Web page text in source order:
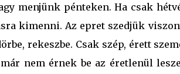
menjünk pénteken. Ha csak
kimenni. Az epret szedjük
rekeszbe. Csak szép, érett
nem érnek be az éretlenül